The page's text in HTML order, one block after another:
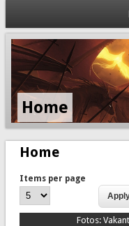
Home
Home
Items per page
Fotos: